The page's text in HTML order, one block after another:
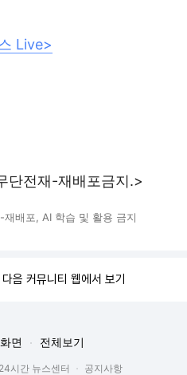
Live>
단전재-재배포금지.>
배포, AI 학습 및 활용 금지
음 커뮤니티 웹에서 보기
면 전체보기
24시간 뉴스센터 공지사항